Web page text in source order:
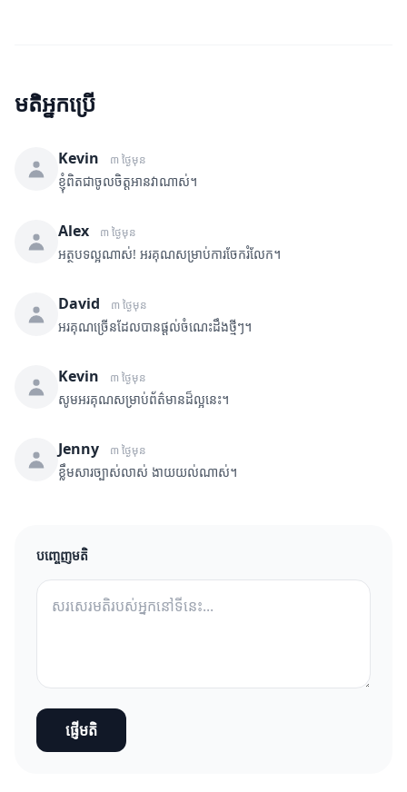
មតិអ្នកប្រើ
Kevin ៣ ថ្ងៃមុន
ខ្ញុំពិតជាចូលចិត្តអានវាណាស់។
Alex ៣ ថ្ងៃមុន
អត្ថបទល្អណាស់! អរគុណសម្រាប់ការចែករំលែក។
David ៣ ថ្ងៃមុន
អរគុណច្រើនដែលបានផ្តល់ចំណេះដឹងថ្មីៗ។
Kevin ៣ ថ្ងៃមុន
សូមអរគុណសម្រាប់ព័ត៌មានដ៏ល្អនេះ។
Jenny ៣ ថ្ងៃមុន
ខ្លឹមសារច្បាស់លាស់ ងាយយល់ណាស់។
បញ្ចេញមតិ
ផ្ញើមតិ